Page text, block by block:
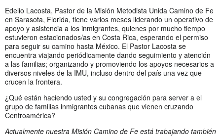
Edelio Lacosta, Pastor de la Misión Metodista Unida Camino de Fe
en Sarasota, Florida, tiene varios meses liderando un operativo de
apoyo y asistencia a los inmigrantes, quienes por mucho tiempo
estuvieron estacionados/as en Costa Rica, esperando el permiso
para seguir su camino hasta México. El Pastor Lacosta se
encuentra viajando periódicamente dando seguimiento y atención
a las familias; organizando y promoviendo los apoyos necesarios a
diversos niveles de la IMU, incluso dentro del país una vez que
crucen la frontera.
¿Qué están haciendo usted y su congregación para server a el
grupo de familias inmigrantes cubanas que vienen cruzando
Centroamérica?
Actualmente nuestra Misión Camino de Fe está trabajando también